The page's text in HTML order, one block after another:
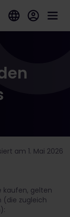
am 1. Mai 2026
kaufen, gelten
(die zugleich